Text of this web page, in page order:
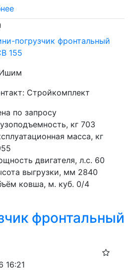
погрузчик фронтальный
155
Стройкомплект
по запросу
кг 703
масса, кг
двигателя, л.с. 60
выгрузки, мм 2840
ковша, м. куб. 0/4
фронтальный
16:21